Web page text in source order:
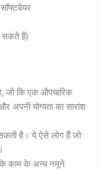
सकते हैं)
जो कि एक औपचारिक
अपनी योग्यता का सारांश
है। ये ऐसे लोग हैं जो
काम के अन्य नमूने